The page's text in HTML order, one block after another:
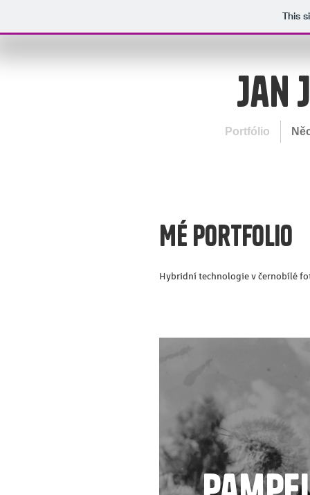
This
Jan
Portfólio
Mé Portfolio
Hybridní technologie v černobílé